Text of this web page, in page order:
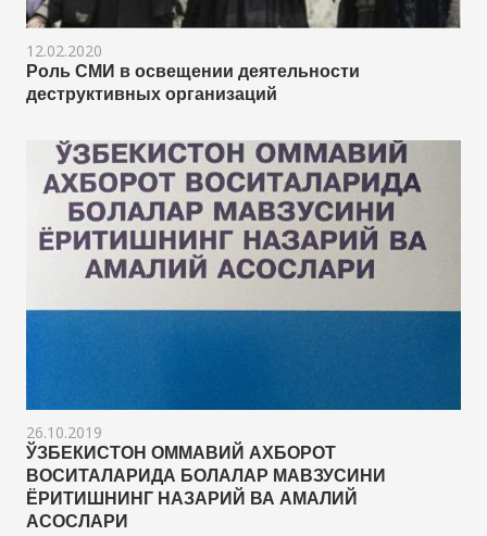
12.02.2020
Роль СМИ в освещении деятельности
деструктивных организаций
26.10.2019
ЎЗБЕКИСТОН ОММАВИЙ АХБОРОТ
ВОСИТАЛАРИДА БОЛАЛАР МАВЗУСИНИ
ЁРИТИШНИНГ НАЗАРИЙ ВА АМАЛИЙ
АСОСЛАРИ